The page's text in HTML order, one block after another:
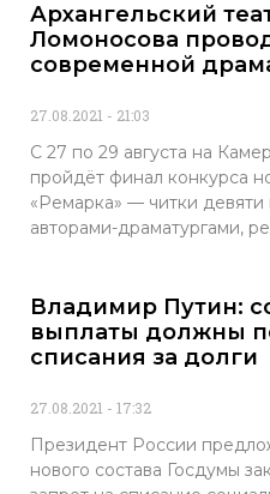
Архангельский
Ломоносова
современной
27.08.2021 21:03
С 27 по 29 августа на
пройдёт финал конкурса
«Ремарка» — читки
авторами-драматургами,
Владимир Путин:
выплаты должны
списания за долги
27.08.2021 17:32
Президент России
нового состава Госдумы